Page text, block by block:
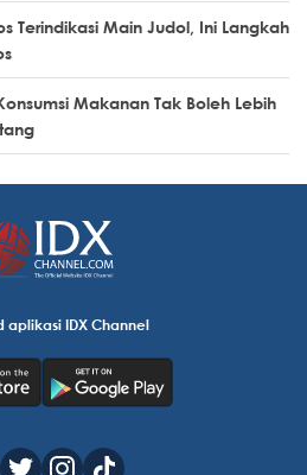
Terindikasi Main Judol, Ini Langkah
Makanan Tak Boleh Lebih
aplikasi IDX Channel